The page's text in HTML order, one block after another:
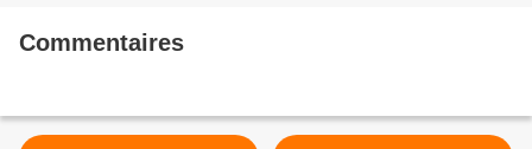
Commentaires